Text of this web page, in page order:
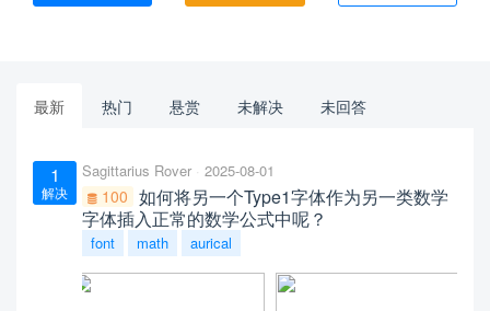
最新 热门 悬赏 未解决 未回答
1
解决
Sagittarius Rover 2025-08-01
100 如何将另一个Type1字体作为另一类数学
字体插入正常的数学公式中呢？
font math aurical